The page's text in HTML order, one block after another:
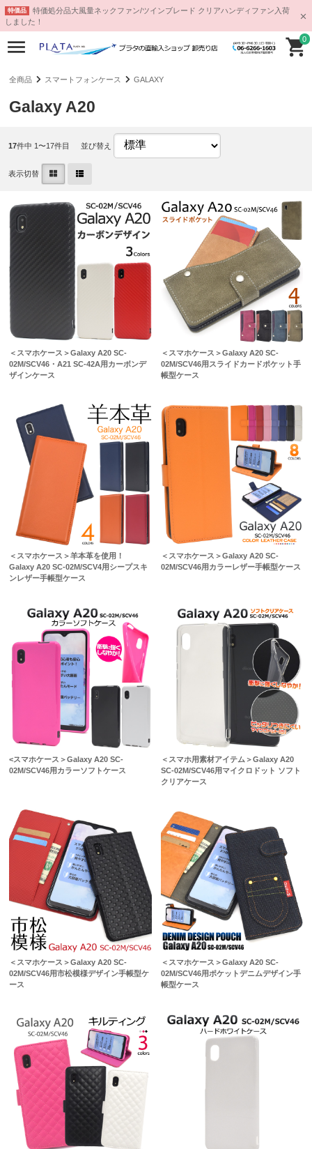
特価品
特価処分品大風量ネックファン/ツインブレード クリアハンディファン入荷
しました！
0
全商品 スマートフォンケース GALAXY
Galaxy A20
17件中 1〜17件目 並び替え
表示切替
＜スマホケース＞Galaxy A20 SC-
02M/SCV46・A21 SC-42A用カーボンデ
ザインケース
＜スマホケース＞Galaxy A20 SC-
02M/SCV46用スライドカードポケット手
帳型ケース
＜スマホケース＞羊本革を使用！
Galaxy A20 SC-02M/SCV4用シープスキ
ンレザー手帳型ケース
＜スマホケース＞Galaxy A20 SC-
02M/SCV46用カラーレザー手帳型ケース
<スマホケース＞Galaxy A20 SC-
02M/SCV46用カラーソフトケース
＜スマホ用素材アイテム＞Galaxy A20
SC-02M/SCV46用マイクロドット ソフト
クリアケース
＜スマホケース＞Galaxy A20 SC-
02M/SCV46用市松模様デザイン手帳型ケ
ース
＜スマホケース＞Galaxy A20 SC-
02M/SCV46用ポケットデニムデザイン手
帳型ケース